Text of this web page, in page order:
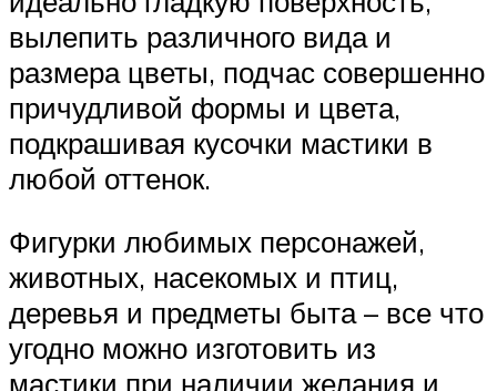
вылепить различного вида и
размера цветы, подчас совершенно
причудливой формы и цвета,
подкрашивая кусочки мастики в
любой оттенок.
Фигурки любимых персонажей,
животных, насекомых и птиц,
деревья и предметы быта – все что
угодно можно изготовить из
мастики при наличии желания и